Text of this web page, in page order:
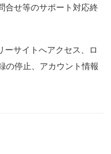
合せ等のサポート対応終
ーサイトへアクセス、ロ
の停止、アカウント情報